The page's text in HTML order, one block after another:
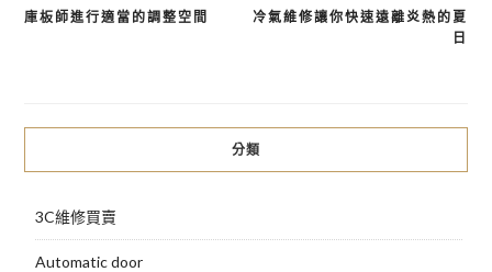
文
覽
冷氣維修讓你快速遠離炎熱的夏
日
庫板師進行適當的調整空間
分類
3C維修買賣
Automatic door